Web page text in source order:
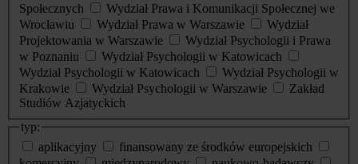
Społecznych
Wydział Prawa i Komunikacji Społecznej we
Wrocławiu
Wydział Prawa w Warszawie
Wydział
Projektowania w Warszawie
Wydział Psychologii i Prawa
w Poznaniu
Wydział Psychologii w Katowicach
Wydział Psychologii w Katowicach
Wydział Psychologii w
Krakowie
Wydział Psychologii w Warszawie
Zakład
Studiów Azjatyckich
typ:
aplikacyjny
finansowany ze środków europejskich